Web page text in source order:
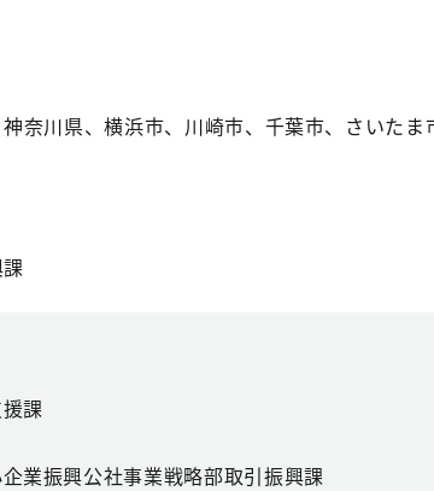
奈川県、横浜市、川崎市、千葉市、さいた
課
業振興公社事業戦略部取引振興課